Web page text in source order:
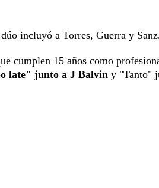
incluyó a Torres, Guerra y
cumplen 15 años como
late" junto a J Balvin y "Tanto"